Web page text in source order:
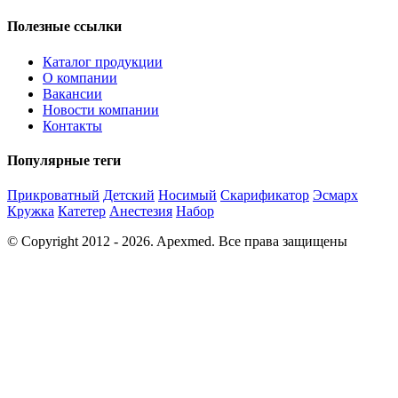
Полезные ссылки
Каталог продукции
О компании
Вакансии
Новости компании
Контакты
Популярные теги
Прикроватный Детский Носимый Скарификатор Эсмарх
Кружка Катетер Анестезия Набор
© Copyright 2012 - 2026. Apexmed. Все права защищены